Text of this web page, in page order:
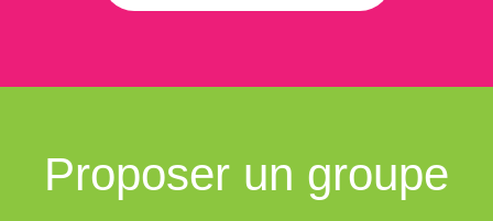
Proposer un groupe